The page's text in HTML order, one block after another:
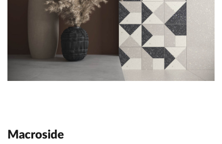
Macroside